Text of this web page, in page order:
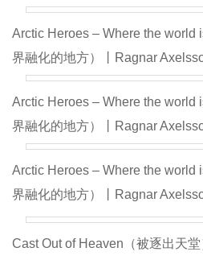
Arctic Heroes – Where the world
界融化的地方）丨Ragnar
Arctic Heroes – Where the world
界融化的地方）丨Ragnar
Arctic Heroes – Where the world
界融化的地方）丨Ragnar
Cast Out of Heaven（被逐出天